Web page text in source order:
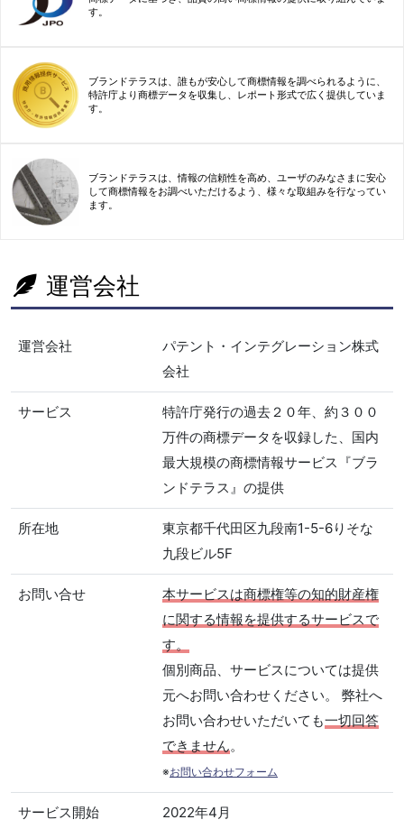
す。
ブランドテラスは、誰もが安心して商標情報を調べられるように、
特許庁より商標データを収集し、レポート形式で広く提供していま
す。
ブランドテラスは、情報の信頼性を高め、ユーザのみなさまに安心
して商標情報をお調べいただけるよう、様々な取組みを行なってい
ます。
運営会社
運営会社
パテント・インテグレーション株式
会社
サービス
特許庁発行の過去２０年、約３００
万件の商標データを収録した、国内
最大規模の商標情報サービス『ブラ
ンドテラス』の提供
所在地
東京都千代田区九段南1-5-6りそな
九段ビル5F
お問い合せ
本サービスは商標権等の知的財産権
に関する情報を提供するサービスで
す。
個別商品、サービスについては提供
元へお問い合わせください。 弊社へ
お問い合わせいただいても一切回答
できません。
※お問い合わせフォーム
サービス開始 2022年4月